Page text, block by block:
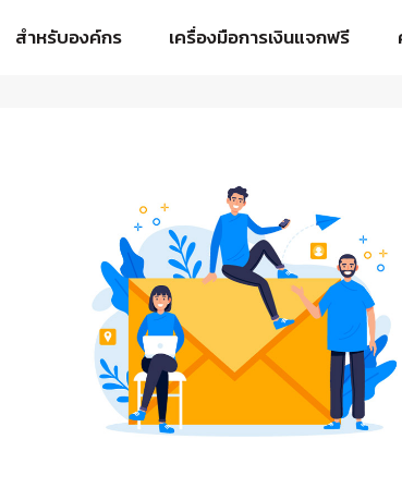
สำหรับองค์กร เครื่องมือการเงินแจกฟรี